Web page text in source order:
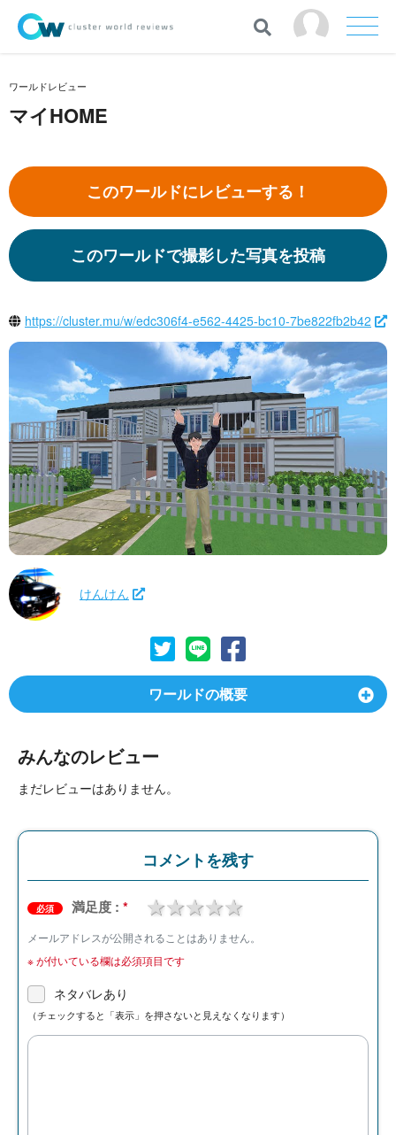
ワールドレビュー
マイHOME
このワールドにレビューする！
このワールドで撮影した写真を投稿
https://cluster.mu/w/edc306f4-e562-4425-bc10-7be822fb2b42
けんけん
ワールドの概要
みんなのレビュー
まだレビューはありません。
コメントを残す
必須 満足度 : * 4 stars
3 stars
2 stars
1 star
メールアドレスが公開されることはありません。
※が付いている欄は必須項目です
ネタバレあり
（チェックすると「表示」を押さないと見えなくなります）